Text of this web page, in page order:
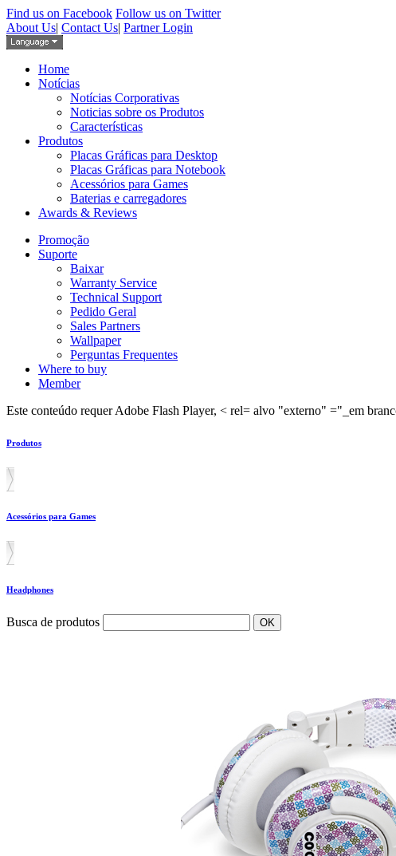
Find us on Facebook Follow us on Twitter
About Us| Contact Us| Partner Login
Home
Notícias
Notícias Corporativas
Noticias sobre os Produtos
Características
Produtos
Placas Gráficas para Desktop
Placas Gráficas para Notebook
Acessórios para Games
Baterias e carregadores
Awards & Reviews
Promoção
Suporte
Baixar
Warranty Service
Technical Support
Pedido Geral
Sales Partners
Wallpaper
Perguntas Frequentes
Where to buy
Member
Este conteúdo requer Adobe Flash Player, < rel= alvo "externo" ="_em
Produtos
Acessórios para Games
Headphones
Busca de produtos